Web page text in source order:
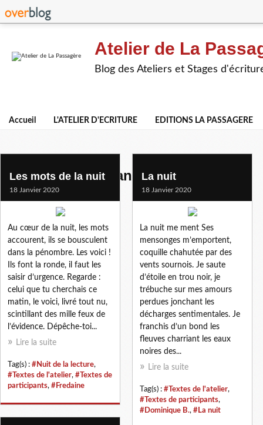
Atelier de La
Blog des Ateliers et Stages
Accueil L'ATELIER D'ECRITURE EDITIONS LA PASSAGERE
textes de participants
Les mots de la nuit
18 Janvier 2020
Au cœur de la nuit, les mots
accourent, ils se bousculent
dans la pénombre. Les voici !
Ils font la ronde, il faut les
saisir d’urgence. Regarde :
celui que tu cherchais ce
matin, le voici, livré tout nu,
scintillant des mille feux de
l’évidence. Dépêche-toi...
Lire la suite
Tag(s) : #Nuit de la lecture,
#Textes de l'atelier, #Textes de
participants, #Fredaine
La nuit
18 Janvier 2020
La nuit me ment Ses
mensonges m’emportent,
coquille chahutée par des
vents sournois. Je saute
d’étoile en trou noir, je
trébuche sur mes amours
perdues jonchant les
décharges sentimentales. Je
franchis d’un bond les
fleuves charriant les eaux
noires des...
Lire la suite
Tag(s) : #Textes de l'atelier,
#Textes de participants,
#Dominique B., #La nuit